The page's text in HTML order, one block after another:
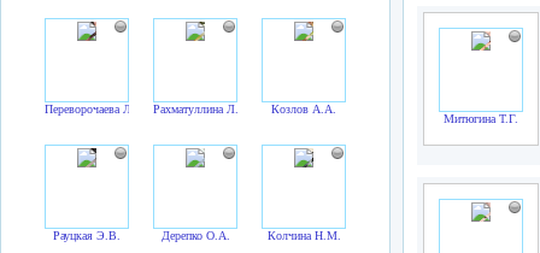
Переворочаева Л.Н. Рахматуллина Л.В. Козлов А.А.
Рауцкая Э.В. Дерепко О.А. Колчина Н.М.
Митюгина Т.Г.